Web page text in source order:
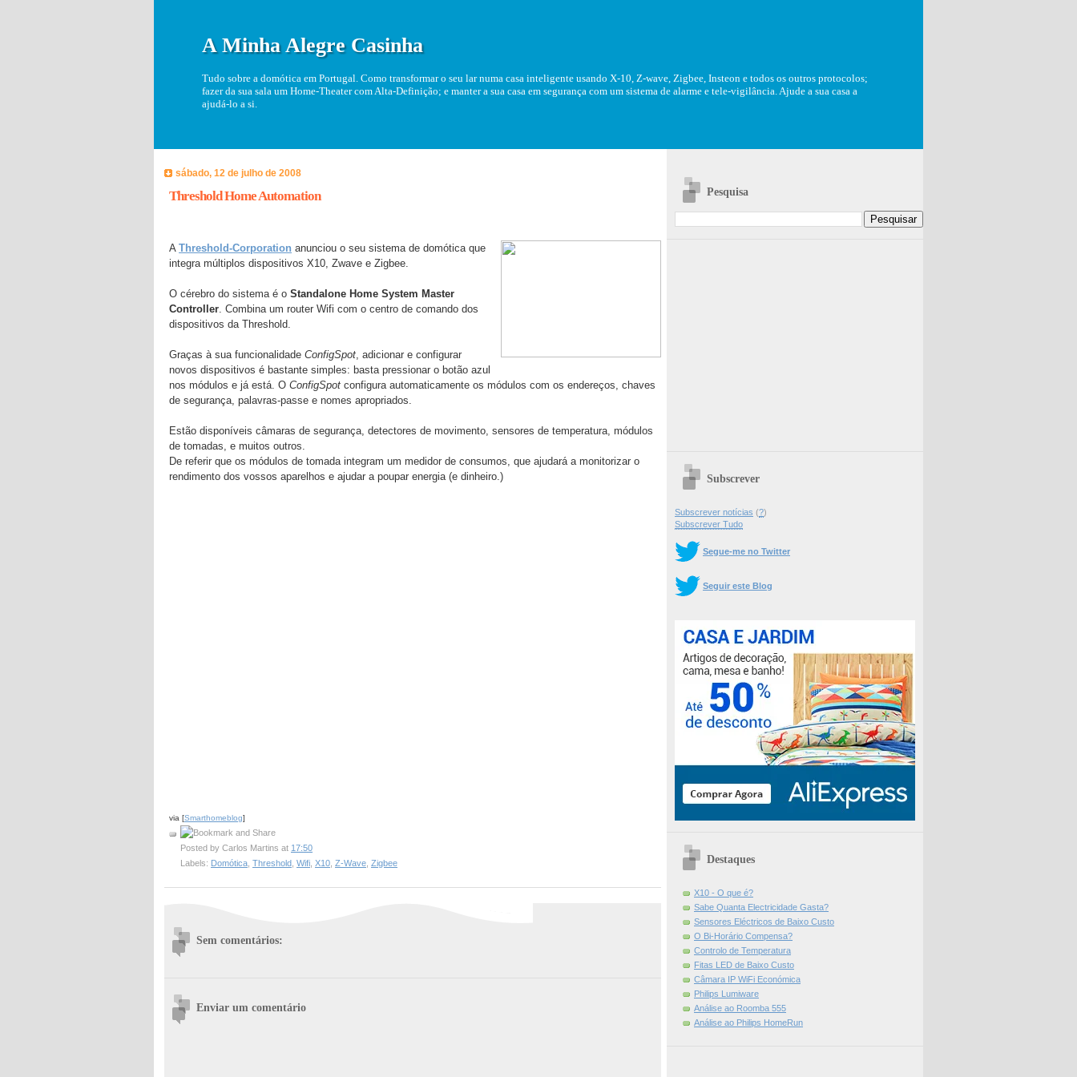
A Minha Alegre Casinha
Tudo sobre a domótica em Portugal. Como transformar o seu lar numa casa inteligente usando X-10, Z-wave, Zigbee, Insteon e todos os outros protocolos;
fazer da sua sala um Home-Theater com Alta-Definição; e manter a sua casa em segurança com um sistema de alarme e tele-vigilância. Ajude a sua casa a
ajudá-lo a si.
sábado, 12 de julho de 2008
Threshold Home Automation
A Threshold-Corporation anunciou o seu sistema de domótica que
integra múltiplos dispositivos X10, Zwave e Zigbee.
O cérebro do sistema é o Standalone Home System Master
Controller. Combina um router Wifi com o centro de comando dos
dispositivos da Threshold.
Graças à sua funcionalidade ConfigSpot, adicionar e configurar
novos dispositivos é bastante simples: basta pressionar o botão azul
nos módulos e já está. O ConfigSpot configura automaticamente os módulos com os endereços, chaves
de segurança, palavras-passe e nomes apropriados.
Estão disponíveis câmaras de segurança, detectores de movimento, sensores de temperatura, módulos
de tomadas, e muitos outros.
De referir que os módulos de tomada integram um medidor de consumos, que ajudará a monitorizar o
rendimento dos vossos aparelhos e ajudar a poupar energia (e dinheiro.)
via [Smarthomeblog]
Posted by Carlos Martins at 17:50
Labels: Domótica, Threshold, Wifi, X10, Z-Wave, Zigbee
Sem comentários:
Enviar um comentário
Pesquisa
Subscrever
Subscrever notícias (?)
Subscrever Tudo
Segue-me no Twitter
Seguir este Blog
Destaques
X10 - O que é?
Sabe Quanta Electricidade Gasta?
Sensores Eléctricos de Baixo Custo
O Bi-Horário Compensa?
Controlo de Temperatura
Fitas LED de Baixo Custo
Câmara IP WiFi Económica
Philips Lumiware
Análise ao Roomba 555
Análise ao Philips HomeRun